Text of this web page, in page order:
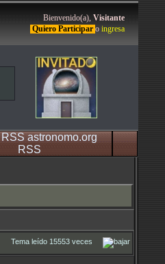
Bienvenido(a), Visitante
Quiero Participar o ingresa
RSS
Tema leído 15553 veces